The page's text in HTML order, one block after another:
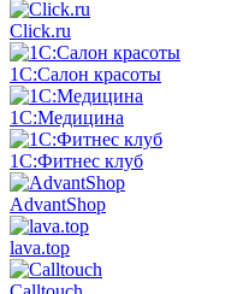
Click.ru
1С:Салон красоты
1С:Медицина
1С:Фитнес клуб
AdvantShop
lava.top